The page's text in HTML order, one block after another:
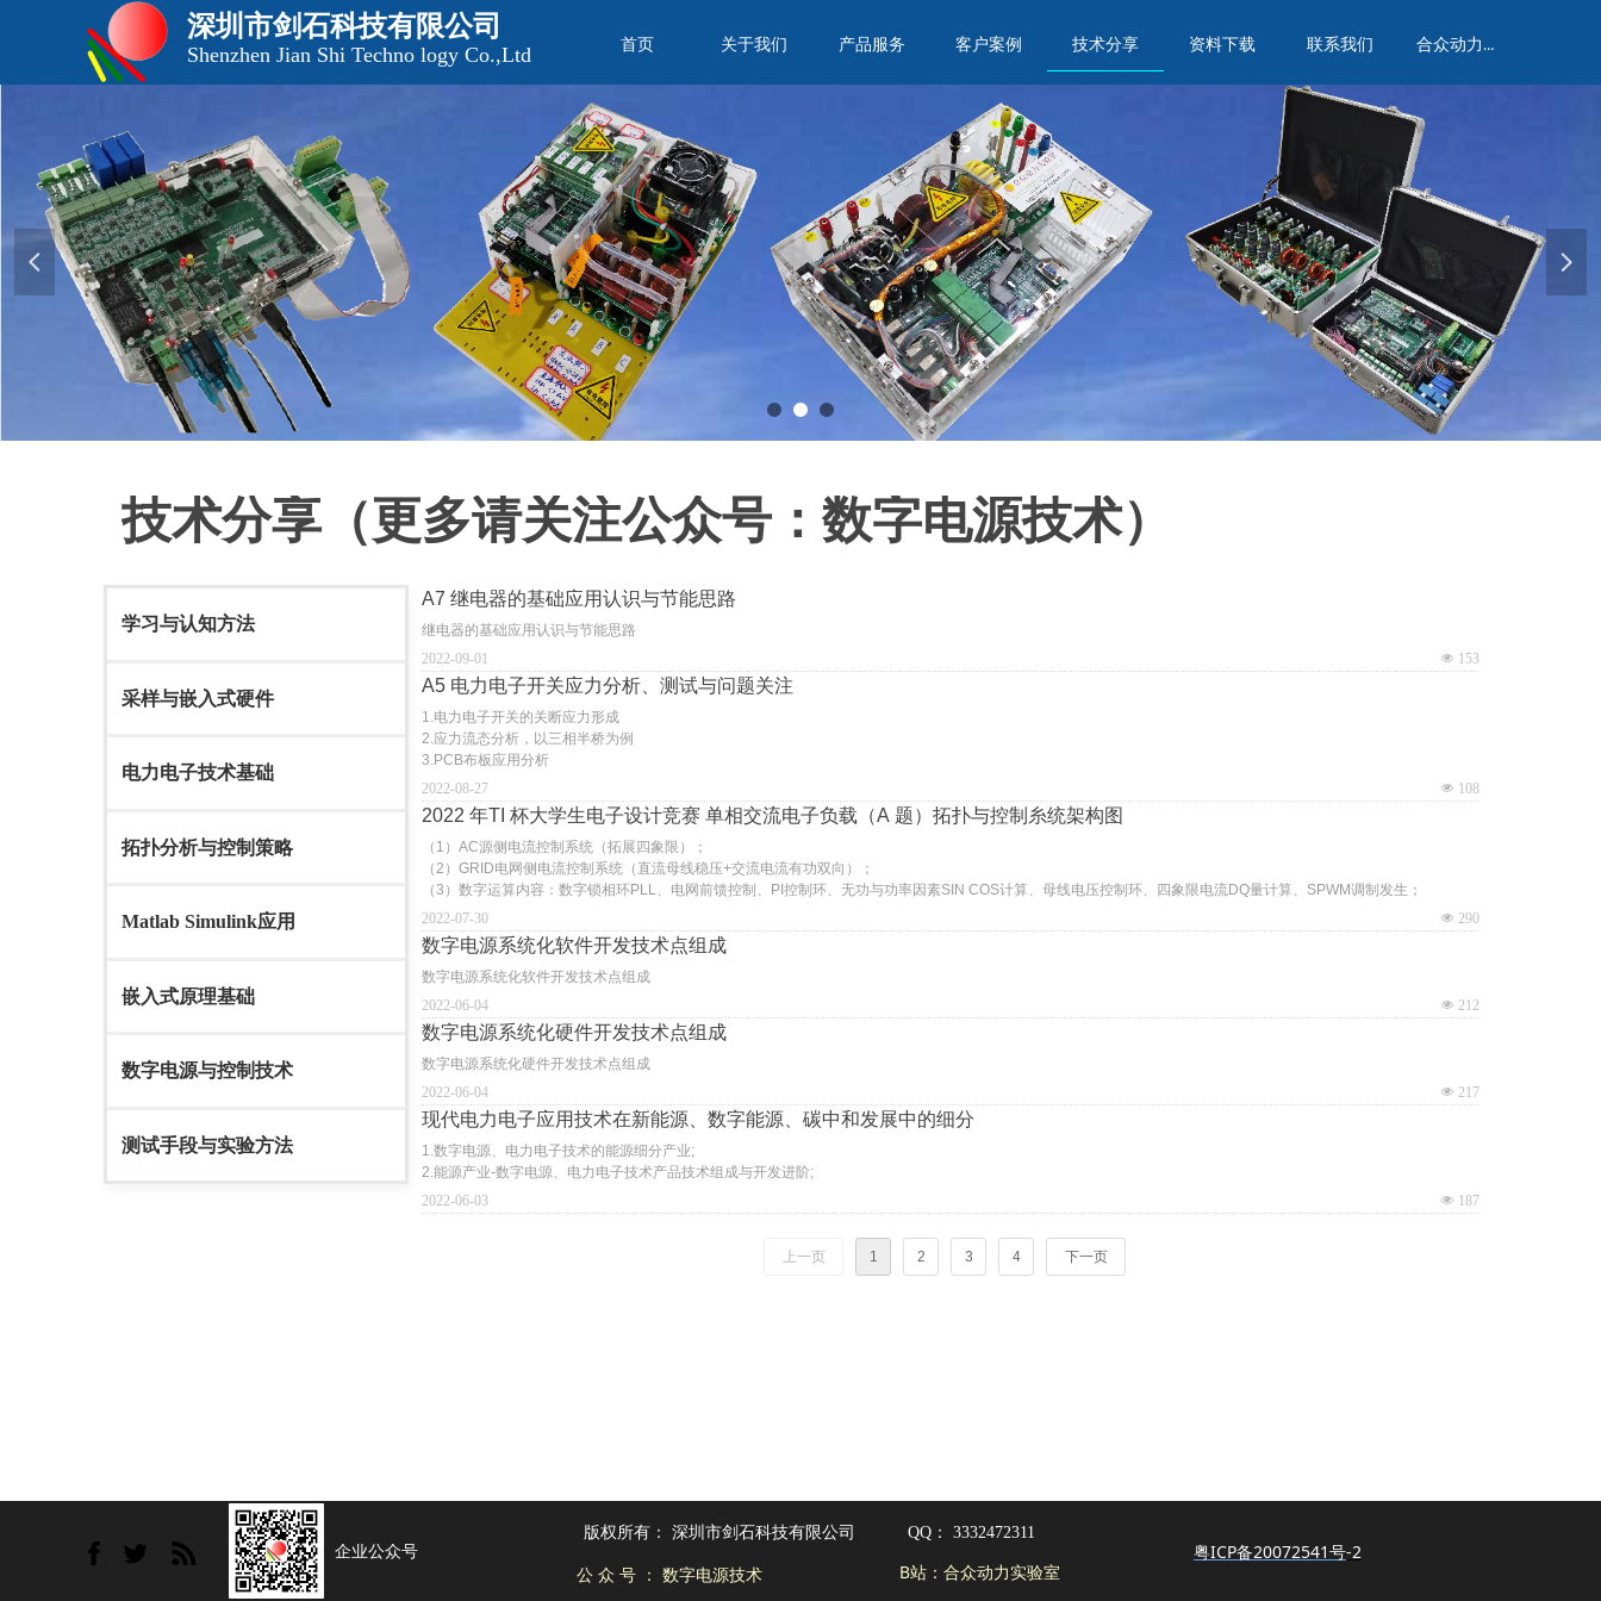
深圳市剑石科技有限公司
Shenzhen Jian Shi Techno logy Co.,Ltd 首页 关于我们 产品服务 客户案例 技术分享 资料下载 联系我们 合众动力实验室
넳 넲
技术分享（更多请关注公众号：数字电源技术）
A7 继电器的基础应用认识与节能思路
继电器的基础应用认识与节能思路
넶 153
2022-09-01
A5 电力电子开关应力分析、测试与问题关注
1.电力电子开关的关断应力形成
2.应力流态分析，以三相半桥为例
3.PCB布板应用分析
넶 108
2022-08-27
2022 年TI 杯大学生电子设计竞赛 单相交流电子负载（A 题）拓扑与控制糸统架构图
（1）AC源侧电流控制系统（拓展四象限）；
（2）GRID电网侧电流控制系统（直流母线稳压+交流电流有功双向）；
（3）数字运算内容：数字锁相环PLL、电网前馈控制、PI控制环、无功与功率因素SIN COS计算、母线电压控制环、四象限电流DQ量计算、SPWM调制发生；
넶 290
2022-07-30
数字电源系统化软件开发技术点组成
数字电源系统化软件开发技术点组成
넶 212
2022-06-04
数字电源系统化硬件开发技术点组成
数字电源系统化硬件开发技术点组成
넶 217
2022-06-04
现代电力电子应用技术在新能源、数字能源、碳中和发展中的细分
1.数字电源、电力电子技术的能源细分产业;
2.能源产业-数字电源、电力电子技术产品技术组成与开发进阶;
넶 187
2022-06-03
上一页 1 2 3 4 下一页
学习与认知方法
采样与嵌入式硬件
电力电子技术基础
拓扑分析与控制策略
Matlab Simulink应用
嵌入式原理基础
数字电源与控制技术
测试手段与实验方法
粤ICP备20072541号-2
企业公众号
版权所有： 深圳市剑石科技有限公司 QQ： 3332472311
公 众 号 ： 数字电源技术 B站：合众动力实验室